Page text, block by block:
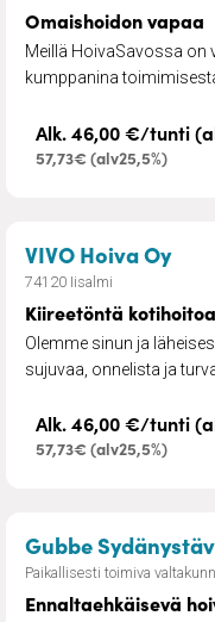
Omaishoidon vapaa
Meillä HoivaSavossa on
kumppanina
Alk. 46,00 €/tunti
57,73€ (alv25,5%)
VIVO Hoiva Oy–
74120 Iisalmi
Kiireetöntä kotihoitoa
Olemme sinun ja
sujuvaa, onnelista ja
Alk. 46,00 €/tunti
57,73€ (alv25,5%)
Gubbe
Paikallisesti toimiva
Ennaltaehkäisevä